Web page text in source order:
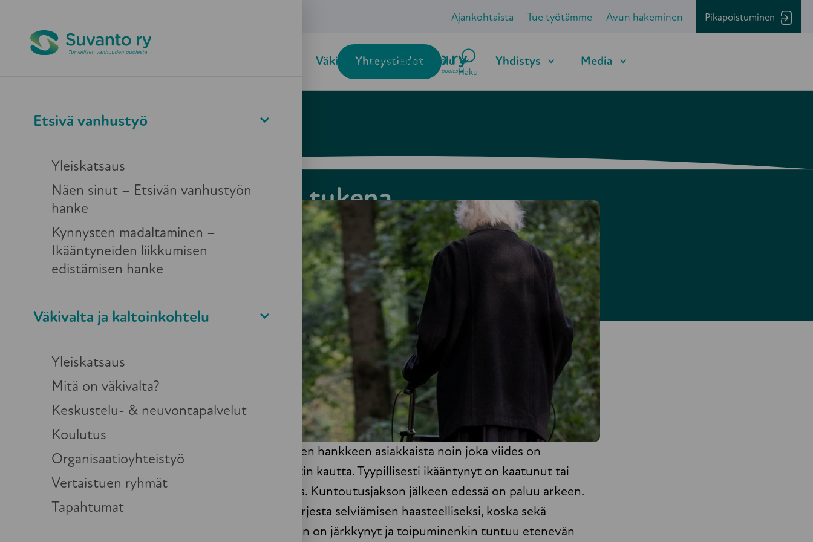
Ajankohtaista Tue työtämme Avun hakeminen Pikapoistuminen
Väkivalta ja kaltoinkohtelu Yhdistys Media
Yhteystiedot
Haku
Etsivä vanhustyö
Yleiskatsaus
Näen sinut – Etsivän vanhustyön
hanke
Kynnysten madaltaminen –
Ikääntyneiden liikkumisen
edistämisen hanke
Väkivalta ja kaltoinkohtelu
Yleiskatsaus
Mitä on väkivalta?
Keskustelu- & neuvontapalvelut
Koulutus
Organisaatioyhteistyö
Vertaistuen ryhmät
Tapahtumat
Blogi 24.3.2025
Liikkeelle lähtemisen tukena
Mereon ikääntyneiden liikkumisen edistämisen hankkeen asiakkaista noin joka viides on
ohjautunut meille toiminta- tai fysioterapeutin kautta. Tyypillisesti ikääntynyt on kaatunut tai
hänellä on ollut kuluman tms. vuoksi leikkaus. Kuntoutusjakson jälkeen edessä on paluu arkeen.
Etenkin yksin asuvat iäkkäät kokevat usein arjesta selviämisen haasteelliseksi, koska sekä
turvallisuuden tunne että usko omiin kykyihin on järkkynyt ja toipuminenkin tuntuu etenevän